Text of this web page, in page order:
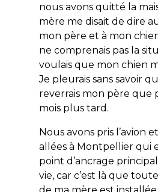
nous avons quitté la
mère me disait de dire
mon père et à mon
ne comprenais pas la
voulais que mon chien
Je pleurais sans savoir
reverrais mon père que
mois plus tard.
Nous avons pris l’avion
allées à Montpellier qui
point d’ancrage
vie, car c’est là que